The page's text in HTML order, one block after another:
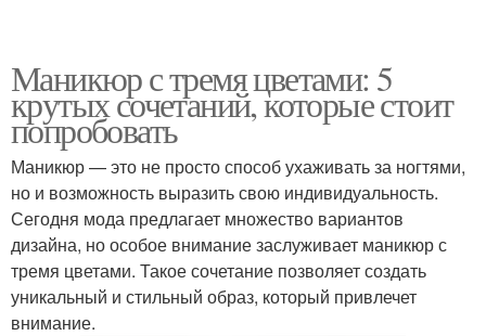
Маникюр с тремя цветами: 5
крутых сочетаний, которые стоит
попробовать
Маникюр — это не просто способ ухаживать за ногтями,
но и возможность выразить свою индивидуальность.
Сегодня мода предлагает множество вариантов
дизайна, но особое внимание заслуживает маникюр с
тремя цветами. Такое сочетание позволяет создать
уникальный и стильный образ, который привлечет
внимание.